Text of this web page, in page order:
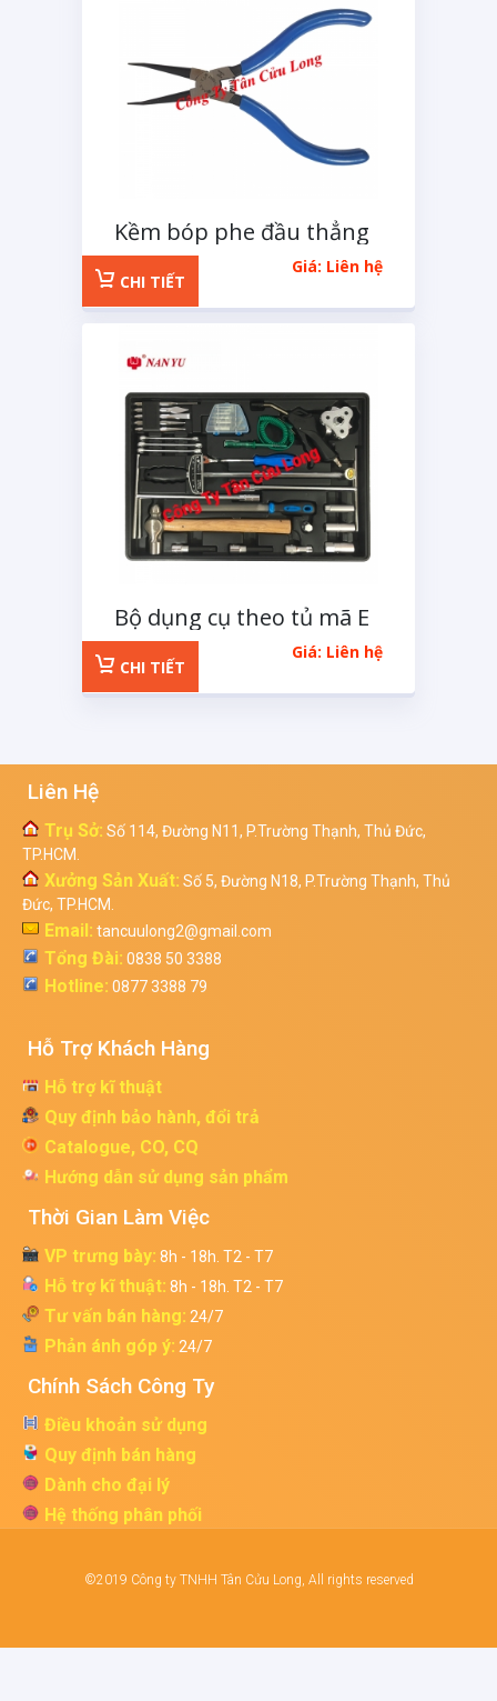
Kềm bóp phe đầu thẳng
125mm
Giá: Liên hệ
CHI TIẾT
Bộ dụng cụ theo tủ mã E
32 chi tiết
Giá: Liên hệ
CHI TIẾT
Liên Hệ
Trụ Sở: Số 114, Đường N11, P.Trường Thạnh, Thủ Đức,
TP.HCM.
Xưởng Sản Xuất: Số 5, Đường N18, P.Trường Thạnh, Thủ
Đức, TP.HCM.
Email: tancuulong2@gmail.com
Tổng Đài: 0838 50 3388
Hotline: 0877 3388 79
Hỗ Trợ Khách Hàng
Hỗ trợ kĩ thuật
Quy định bảo hành, đổi trả
Catalogue, CO, CQ
Hướng dẫn sử dụng sản phẩm
Thời Gian Làm Việc
VP trưng bày: 8h - 18h. T2 - T7
Hỗ trợ kĩ thuật: 8h - 18h. T2 - T7
Tư vấn bán hàng: 24/7
Phản ánh góp ý: 24/7
Chính Sách Công Ty
Điều khoản sử dụng
Quy định bán hàng
Dành cho đại lý
Hệ thống phân phối
©2019 Công ty TNHH Tân Cửu Long, All rights reserved